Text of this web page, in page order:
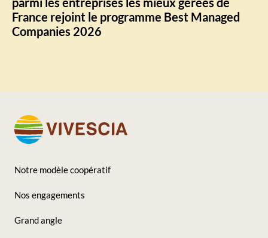
France rejoint le programme Best Managed
Companies 2026
Seconde
Notre modèle coopératif
Nos engagements
Grand angle